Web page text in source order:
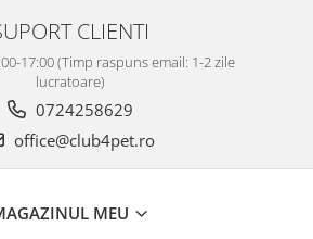
CLIENTI
17:00 (Timp raspuns email: 1-2 zile
lucratoare)
0724258629
office@club4pet.ro
MEU